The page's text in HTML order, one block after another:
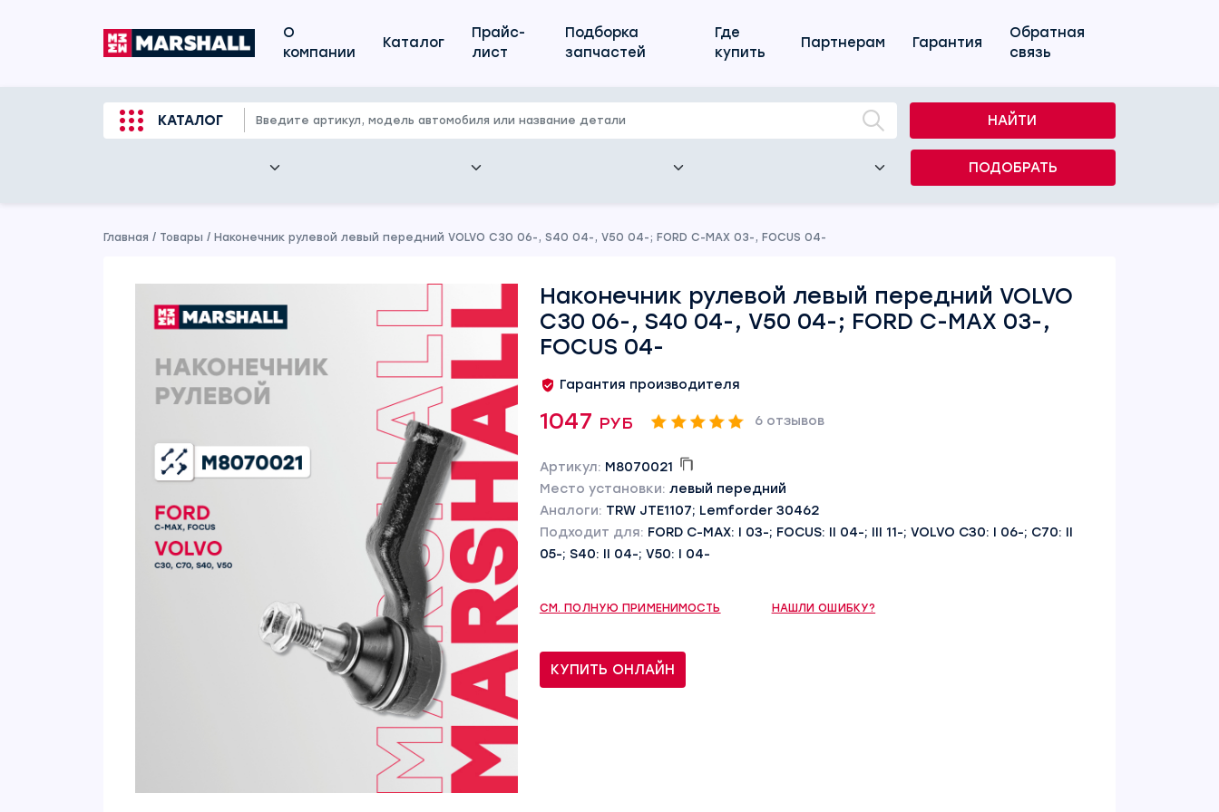
О
компании
Каталог
Прайс-
лист
Подборка
запчастей
Где
купить
Партнерам Гарантия
Обратная
связь
КАТАЛОГ НАЙТИ
ПОДОБРАТЬ
Главная / Товары / Наконечник рулевой левый передний VOLVO C30 06-, S40 04-, V50 04-; FORD C-MAX 03-, FOCUS 04-
Наконечник рулевой левый передний VOLVO
C30 06-, S40 04-, V50 04-; FORD C-MAX 03-,
FOCUS 04-
Гарантия производителя
1047 руб 6 отзывов
Артикул: M8070021
Место установки: левый передний
Аналоги: TRW JTE1107; Lemforder 30462
Подходит для: FORD C-MAX: I 03-; FOCUS: II 04-; III 11-; VOLVO C30: I 06-; C70: II
05-; S40: II 04-; V50: I 04-
СМ. ПОЛНУЮ ПРИМЕНИМОСТЬ НАШЛИ ОШИБКУ?
КУПИТЬ ОНЛАЙН